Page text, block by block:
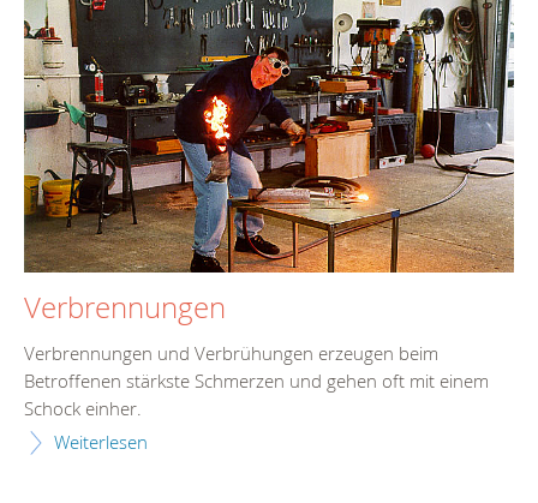
Verbrennungen
Verbrennungen und Verbrühungen erzeugen beim
Betroffenen stärkste Schmerzen und gehen oft mit einem
Schock einher.
Weiterlesen